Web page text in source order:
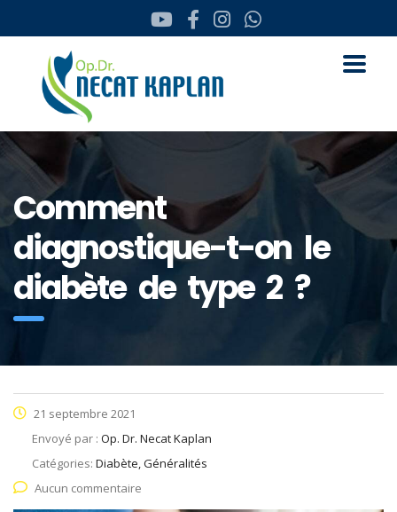
Comment
diagnostique-t-on le
diabète de type 2 ?
21 septembre 2021
Envoyé par : Op. Dr. Necat Kaplan
Catégories: Diabète, Généralités
Aucun commentaire